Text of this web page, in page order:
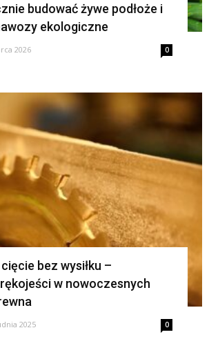
budować żywe podłoże i
ekologiczne
2026 0
bez wysiłku –
w nowoczesnych
2025 0